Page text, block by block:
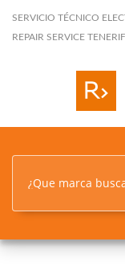
SERVICIO TÉCNICO
REPAIR SERVICE
¿Que marca